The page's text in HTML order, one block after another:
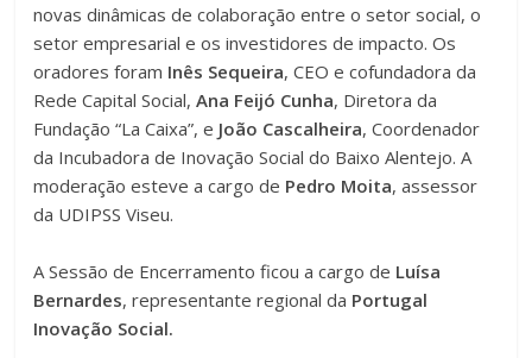
novas dinâmicas de colaboração entre o setor social, o
setor empresarial e os investidores de impacto. Os
oradores foram Inês Sequeira, CEO e cofundadora da
Rede Capital Social,Ana Feijó Cunha, Diretora da
Fundação “La Caixa”, e João Cascalheira, Coordenador
da Incubadora de Inovação Social do Baixo Alentejo. A
moderação esteve a cargo de Pedro Moita, assessor
da UDIPSS Viseu.
A Sessão de Encerramento ficou a cargo de Luísa
Bernardes, representante regional da Portugal
Inovação Social.